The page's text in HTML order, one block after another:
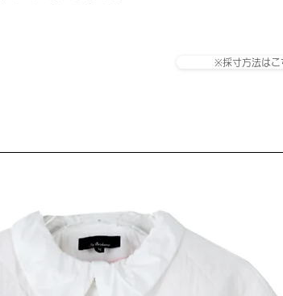
※採寸方法はこ